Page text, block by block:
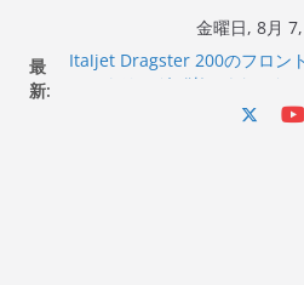
金曜日, 8月
最
新:
Italjet Dragster 200のフロン
Italjet Dragster 200が納車完